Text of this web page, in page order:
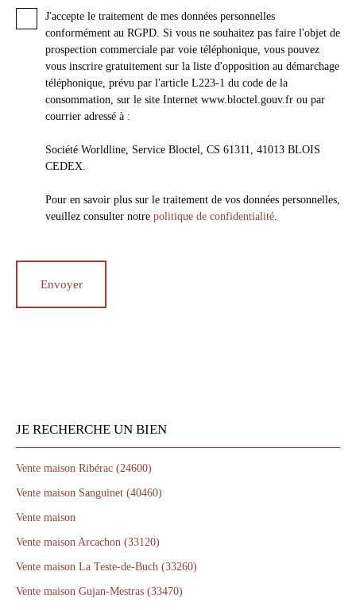
J'accepte le traitement de mes données personnelles
conformément au RGPD. Si vous ne souhaitez pas faire l'objet de
prospection commerciale par voie téléphonique, vous pouvez
vous inscrire gratuitement sur la liste d'opposition au démarchage
téléphonique, prévu par l'article L223-1 du code de la
consommation, sur le site Internet www.bloctel.gouv.fr ou par
courrier adressé à :
Société Worldline, Service Bloctel, CS 61311, 41013 BLOIS
CEDEX.
Pour en savoir plus sur le traitement de vos données personnelles,
veuillez consulter notre politique de confidentialité.
Envoyer
JE RECHERCHE UN BIEN
Vente maison Ribérac (24600)
Vente maison Sanguinet (40460)
Vente maison
Vente maison Arcachon (33120)
Vente maison La Teste-de-Buch (33260)
Vente maison Gujan-Mestras (33470)